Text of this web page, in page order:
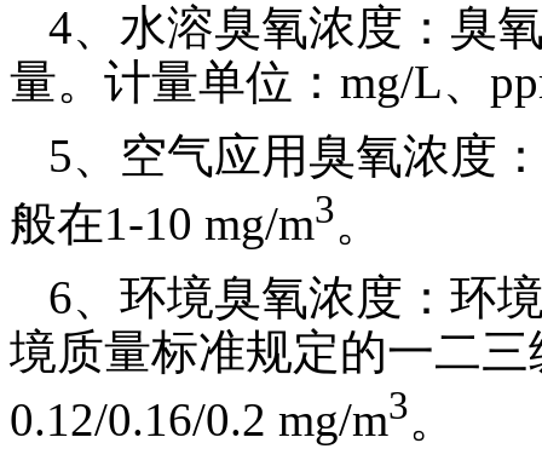
4、水溶臭氧浓度：臭
量。计量单位： mg/L、
5、空气应用臭氧浓度
般在1-10 mg/m3。
6、环境臭氧浓度：环
境质量标准规定的一二
0.12/0.16/0.2 mg/m3。